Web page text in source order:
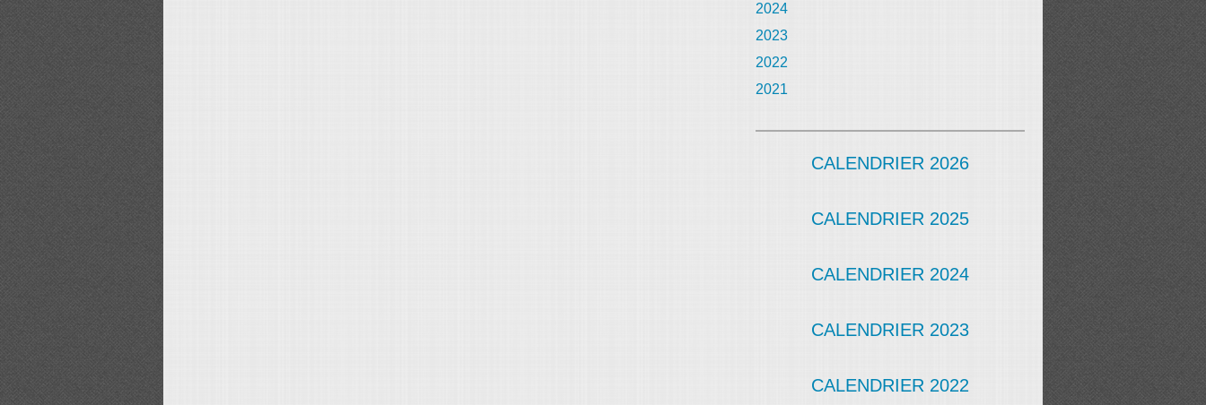
2024
2023
2022
2021
CALENDRIER 2026
CALENDRIER 2025
CALENDRIER 2024
CALENDRIER 2023
CALENDRIER 2022